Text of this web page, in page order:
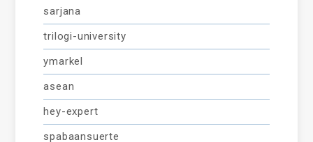
sarjana
trilogi-university
ymarkel
asean
hey-expert
spabaansuerte